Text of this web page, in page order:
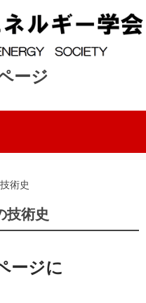
ージ
術史
技術史
ージに